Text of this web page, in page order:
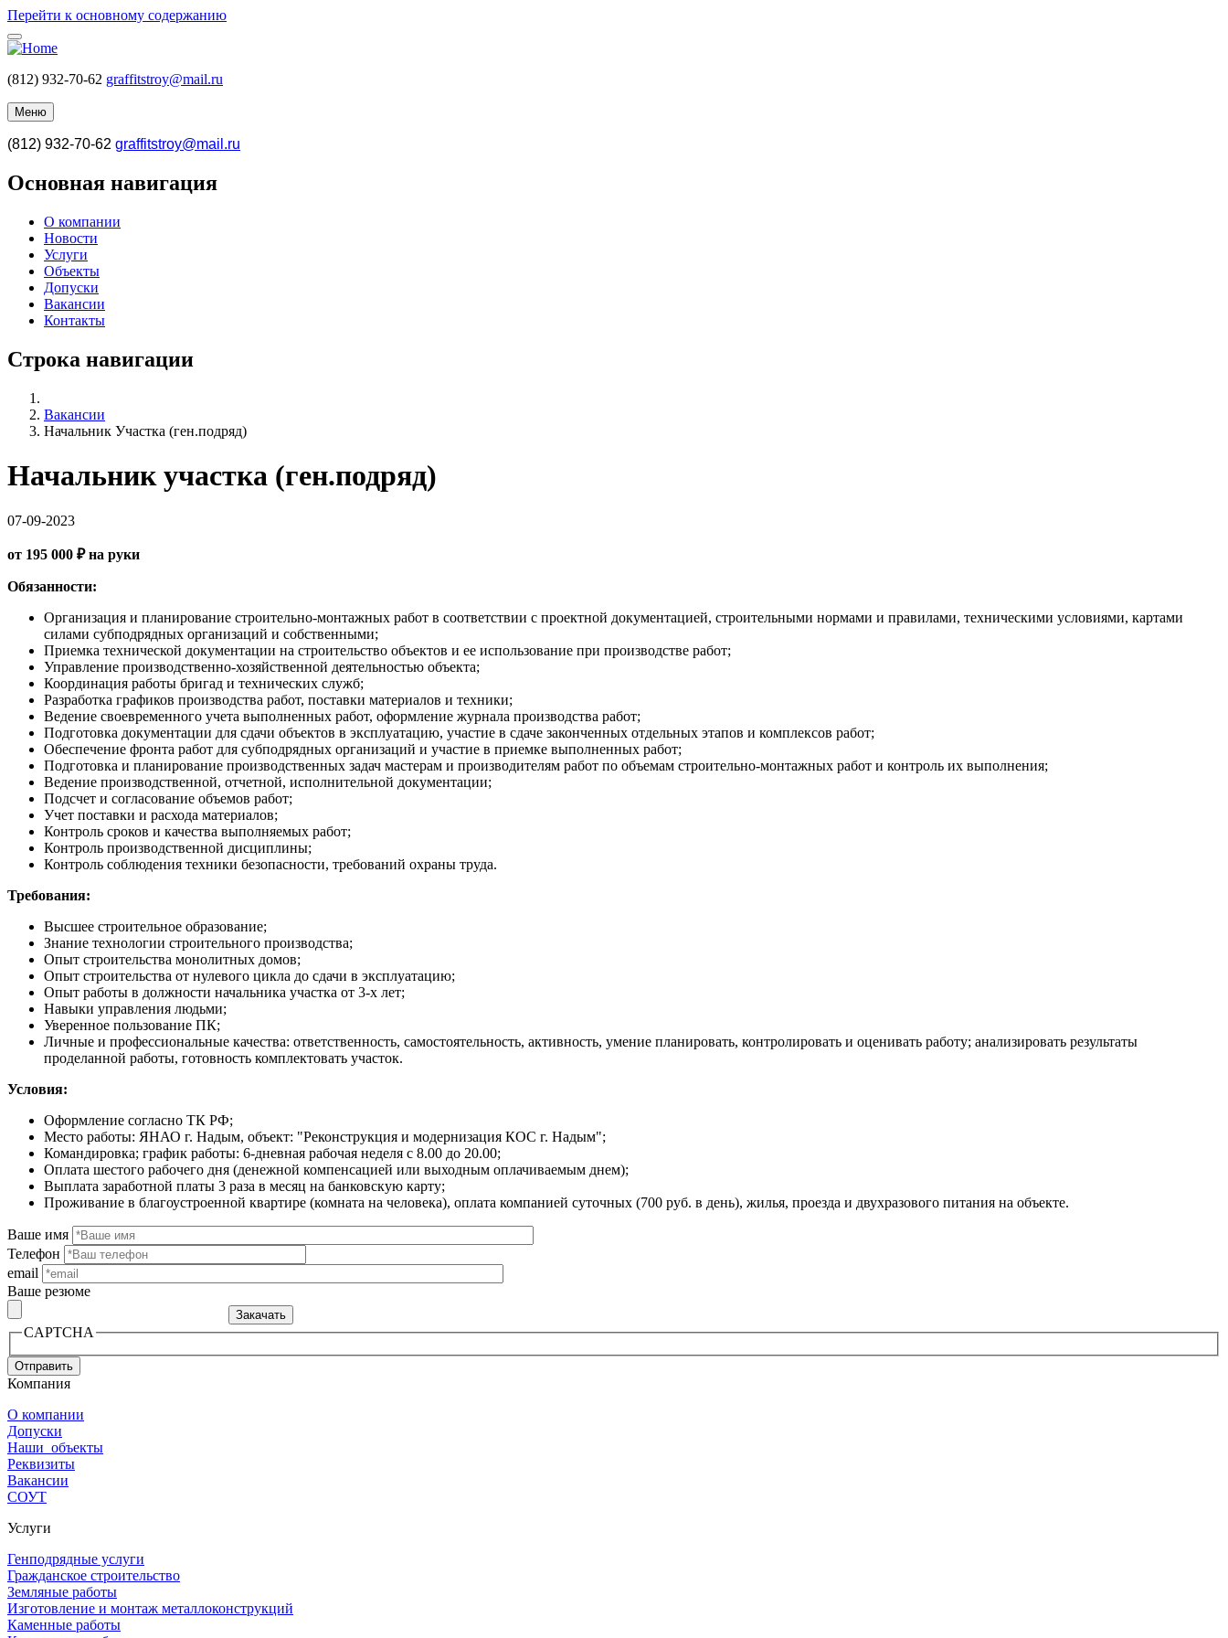
Перейти к основному содержанию
(812) 932-70-62 graffitstroy@mail.ru
Меню
(812) 932-70-62 graffitstroy@mail.ru
Основная навигация
О компании
Новости
Услуги
Объекты
Допуски
Вакансии
Контакты
Строка навигации
Вакансии
Начальник Участка (ген.подряд)
Начальник участка (ген.подряд)
07-09-2023
от 195 000 ₽ на руки
Обязанности:
Организация и планирование строительно-монтажных работ в соответствии с проектной документацией, строительными нормами и правилами, техническими условиями, картами
силами субподрядных организаций и собственными;
Приемка технической документации на строительство объектов и ее использование при производстве работ;
Управление производственно-хозяйственной деятельностью объекта;
Координация работы бригад и технических служб;
Разработка графиков производства работ, поставки материалов и техники;
Ведение своевременного учета выполненных работ, оформление журнала производства работ;
Подготовка документации для сдачи объектов в эксплуатацию, участие в сдаче законченных отдельных этапов и комплексов работ;
Обеспечение фронта работ для субподрядных организаций и участие в приемке выполненных работ;
Подготовка и планирование производственных задач мастерам и производителям работ по объемам строительно-монтажных работ и контроль их выполнения;
Ведение производственной, отчетной, исполнительной документации;
Подсчет и согласование объемов работ;
Учет поставки и расхода материалов;
Контроль сроков и качества выполняемых работ;
Контроль производственной дисциплины;
Контроль соблюдения техники безопасности, требований охраны труда.
Требования:
Высшее строительное образование;
Знание технологии строительного производства;
Опыт строительства монолитных домов;
Опыт строительства от нулевого цикла до сдачи в эксплуатацию;
Опыт работы в должности начальника участка от 3-х лет;
Навыки управления людьми;
Уверенное пользование ПК;
Личные и профессиональные качества: ответственность, самостоятельность, активность, умение планировать, контролировать и оценивать работу; анализировать результаты
проделанной работы, готовность комплектовать участок.
Условия:
Оформление согласно ТК РФ;
Место работы: ЯНАО г. Надым, объект: "Реконструкция и модернизация КОС г. Надым";
Командировка; график работы: 6-дневная рабочая неделя с 8.00 до 20.00;
Оплата шестого рабочего дня (денежной компенсацией или выходным оплачиваемым днем);
Выплата заработной платы 3 раза в месяц на банковскую карту;
Проживание в благоустроенной квартире (комната на человека), оплата компанией суточных (700 руб. в день), жилья, проезда и двухразового питания на объекте.
Ваше имя
Телефон
email
Ваше резюме
CAPTCHA
Компания
О компании
Допуски
Наши объекты
Реквизиты
Вакансии
СОУТ
Услуги
Генподрядные услуги
Гражданское строительство
Земляные работы
Изготовление и монтаж металлоконструкций
Каменные работы